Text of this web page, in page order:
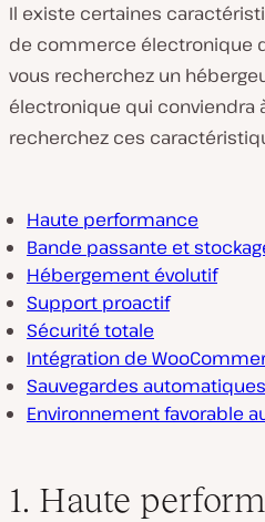
Il existe certaines
de commerce électronique
vous recherchez un
électronique qui conviendra
recherchez ces
Haute performance
Bande passante et
Hébergement évolutif
Support proactif
Sécurité totale
Intégration de
Sauvegardes automatiques
Environnement favorable
1. Haute